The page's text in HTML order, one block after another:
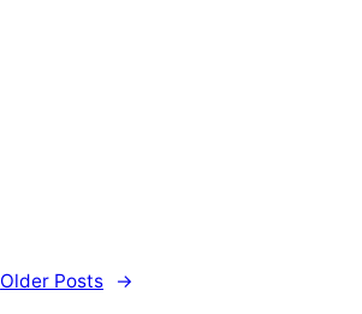
Older Posts →